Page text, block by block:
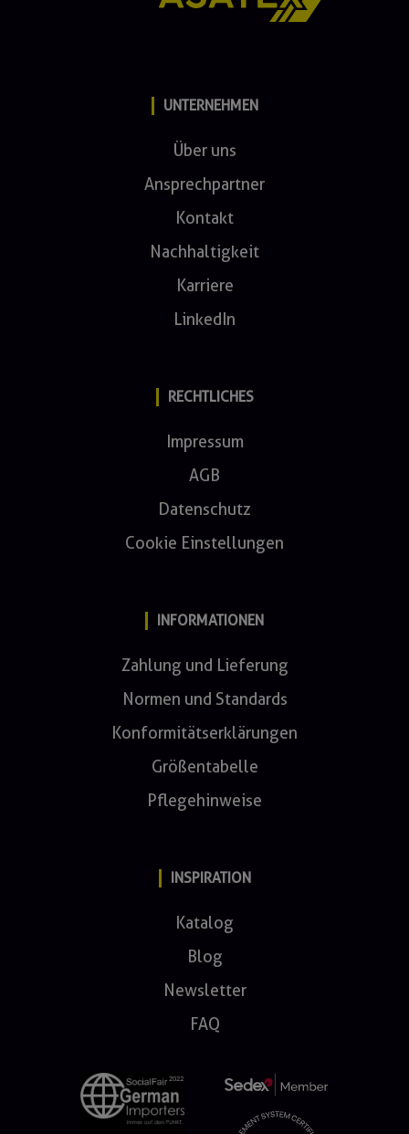
UNTERNEHMEN
Über uns
Ansprechpartner
Kontakt
Nachhaltigkeit
Karriere
LinkedIn
RECHTLICHES
Impressum
AGB
Datenschutz
Cookie Einstellungen
INFORMATIONEN
Zahlung und Lieferung
Normen und Standards
Konformitätserklärungen
Größentabelle
Pflegehinweise
INSPIRATION
Katalog
Blog
Newsletter
FAQ